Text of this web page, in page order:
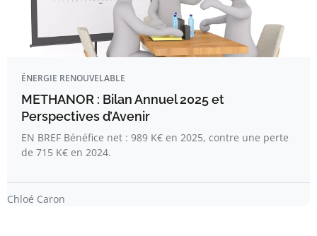
ÉNERGIE RENOUVELABLE
METHANOR : Bilan Annuel 2025 et
Perspectives d’Avenir
EN BREF Bénéfice net : 989 K€ en 2025, contre une perte
de 715 K€ en 2024.
Chloé Caron